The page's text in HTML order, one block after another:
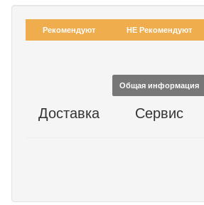
Рекомендуют НЕ Рекомендуют
Общая информация
Доставка Сервис